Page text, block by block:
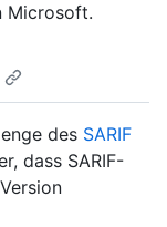
Microsoft.
des SARIF
dass SARIF-